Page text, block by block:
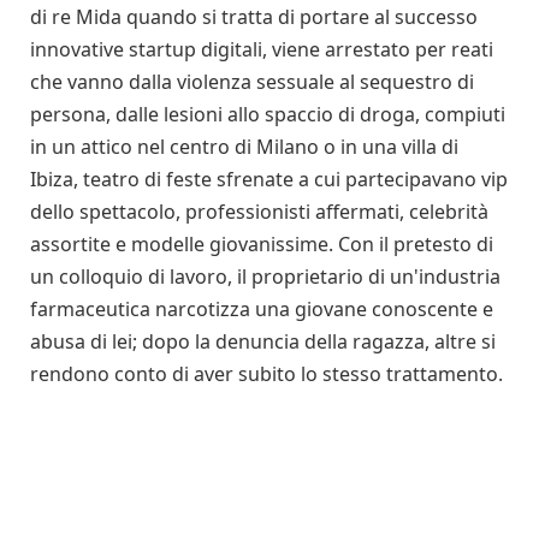
di re Mida quando si tratta di portare al successo
innovative startup digitali, viene arrestato per reati
che vanno dalla violenza sessuale al sequestro di
persona, dalle lesioni allo spaccio di droga, compiuti
in un attico nel centro di Milano o in una villa di
Ibiza, teatro di feste sfrenate a cui partecipavano vip
dello spettacolo, professionisti affermati, celebrità
assortite e modelle giovanissime. Con il pretesto di
un colloquio di lavoro, il proprietario di un'industria
farmaceutica narcotizza una giovane conoscente e
abusa di lei; dopo la denuncia della ragazza, altre si
rendono conto di aver subito lo stesso trattamento.